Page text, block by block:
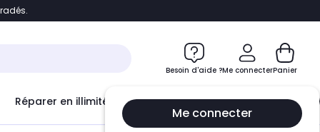
Accéder directement au chatbot
Besoin d'aide ?Me connecter
Me connecter
Panier
Réparer en illimité avec Le Club Infinity